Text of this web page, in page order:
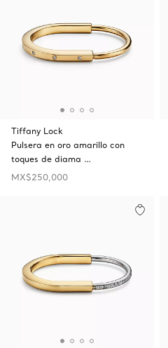
Tiffany Lock
Pulsera en oro amarillo con
toques de diama …
MX$250,000